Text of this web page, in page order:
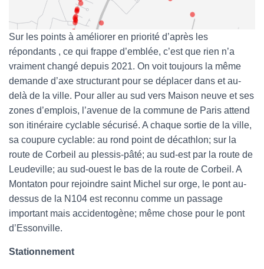
Sur les points à améliorer en priorité d’après les
répondants , ce qui frappe d’emblée, c’est que rien n’a
vraiment changé depuis 2021. On voit toujours la même
demande d’axe structurant pour se déplacer dans et au-
delà de la ville. Pour aller au sud vers Maison neuve et ses
zones d’emplois, l’avenue de la commune de Paris attend
son itinéraire cyclable sécurisé. A chaque sortie de la ville,
sa coupure cyclable: au rond point de décathlon; sur la
route de Corbeil au plessis-pâté; au sud-est par la route de
Leudeville; au sud-ouest le bas de la route de Corbeil. A
Montaton pour rejoindre saint Michel sur orge, le pont au-
dessus de la N104 est reconnu comme un passage
important mais accidentogène; même chose pour le pont
d’Essonville.
Stationnement